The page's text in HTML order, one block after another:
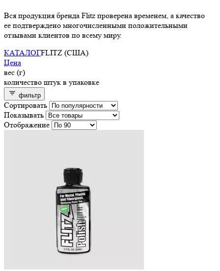
Вся продукция бренда Flitz проверена временем, а качество
ее подтверждено многочисленными положительными
отзывами клиентов по всему миру.
КАТАЛОГFLITZ (США)
Цена
вес (г)
количество штук в упаковке
фильтр
Сортировать
Показывать
Отображение